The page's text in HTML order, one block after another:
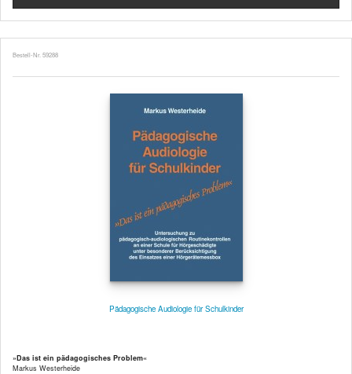
Bestell-Nr. 59288
Pädagogische Audiologie für Schulkinder
»Das ist ein pädagogisches Problem«
Markus Westerheide